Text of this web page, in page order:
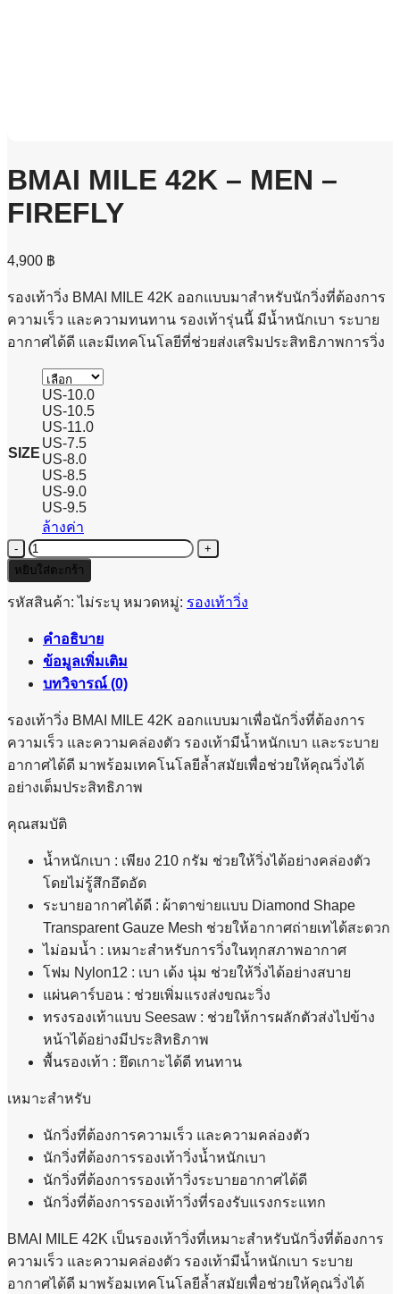
BMAI MILE 42K – MEN –
FIREFLY
4,900 ฿
รองเท้าวิ่ง BMAI MILE 42K ออกแบบมาสำหรับนักวิ่งที่ต้องการ
ความเร็ว และความทนทาน รองเท้ารุ่นนี้ มีน้ำหนักเบา ระบาย
อากาศได้ดี และมีเทคโนโลยีที่ช่วยส่งเสริมประสิทธิภาพการวิ่ง
SIZE
US-10.0
US-10.5
US-11.0
US-7.5
US-8.0
US-8.5
US-9.0
US-9.5
ล้างค่า
จำนวน
BMAI
MILE
42K
MEN
FIREFLY
ชิ้น
หยิบใส่ตะกร้า
รหัสสินค้า:ไม่ระบุ หมวดหมู่: รองเท้าวิ่ง
คำอธิบาย
ข้อมูลเพิ่มเติม
บทวิจารณ์ (0)
รองเท้าวิ่ง BMAI MILE 42K ออกแบบมาเพื่อนักวิ่งที่ต้องการ
ความเร็ว และความคล่องตัว รองเท้ามีน้ำหนักเบา และระบาย
อากาศได้ดี มาพร้อมเทคโนโลยีล้ำสมัยเพื่อช่วยให้คุณวิ่งได้
อย่างเต็มประสิทธิภาพ
คุณสมบัติ
น้ำหนักเบา : เพียง 210 กรัม ช่วยให้วิ่งได้อย่างคล่องตัว
โดยไม่รู้สึกอึดอัด
ระบายอากาศได้ดี : ผ้าตาข่ายแบบ Diamond Shape
Transparent Gauze Mesh ช่วยให้อากาศถ่ายเทได้สะดวก
ไม่อมน้ำ : เหมาะสำหรับการวิ่งในทุกสภาพอากาศ
โฟม Nylon12 : เบา เด้ง นุ่ม ช่วยให้วิ่งได้อย่างสบาย
แผ่นคาร์บอน : ช่วยเพิ่มแรงส่งขณะวิ่ง
ทรงรองเท้าแบบ Seesaw : ช่วยให้การผลักตัวส่งไปข้าง
หน้าได้อย่างมีประสิทธิภาพ
พื้นรองเท้า : ยึดเกาะได้ดี ทนทาน
เหมาะสำหรับ
นักวิ่งที่ต้องการความเร็ว และความคล่องตัว
นักวิ่งที่ต้องการรองเท้าวิ่งน้ำหนักเบา
นักวิ่งที่ต้องการรองเท้าวิ่งระบายอากาศได้ดี
นักวิ่งที่ต้องการรองเท้าวิ่งที่รองรับแรงกระแทก
BMAI MILE 42K เป็นรองเท้าวิ่งที่เหมาะสำหรับนักวิ่งที่ต้องการ
ความเร็ว และความคล่องตัว รองเท้ามีน้ำหนักเบา ระบาย
อากาศได้ดี มาพร้อมเทคโนโลยีล้ำสมัยเพื่อช่วยให้คุณวิ่งได้